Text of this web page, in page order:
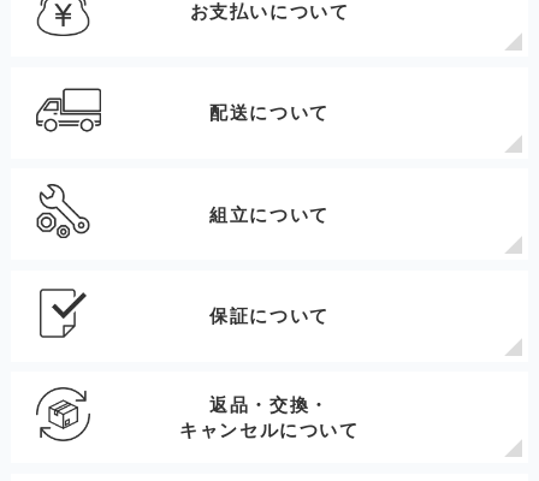
お支払いについて
配送について
組立について
保証について
返品・交換・
キャンセルについて